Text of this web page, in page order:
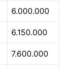
6.000.000
6.150.000
7.600.000